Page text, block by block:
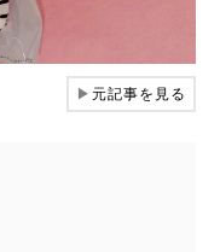
▶元記事を見る